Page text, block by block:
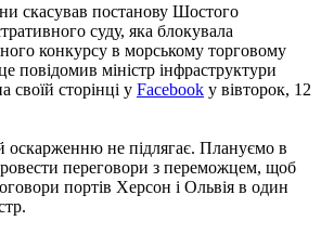
скасував постанову Шостого
суду, яка блокувала
конкурсу в морському торговому
повідомив міністр інфраструктури
своїй сторінці у Facebook у вівторок, 12
оскарженню не підлягає. Плануємо в
переговори з переможцем, щоб
портів Херсон і Ольвія в один